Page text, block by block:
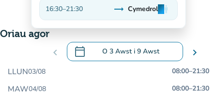
16:30–21:30 trending_flat
Sefydlog
Cymedrolman
man
man
Oriau agor
chevron_left calendar_today O 3 Awst i 9 Awst
.Agor y calendr i newid dyddiadau chevron_right
LLUN03/08 08:00–21:30
MAW04/08 08:00–21:30